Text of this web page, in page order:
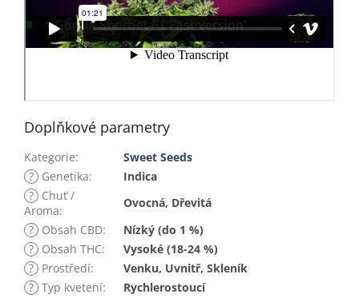
Doplňkové parametry
Kategorie:
Sweet Seeds
? Genetika:
Indica
? Chuť /
Aroma:
Ovocná, Dřevitá
? Obsah CBD:
Nízký (do 1 %)
? Obsah THC:
Vysoké (18-24 %)
? Prostředí:
Venku, Uvnitř, Skleník
? Typ kvetení:
Rychlerostoucí